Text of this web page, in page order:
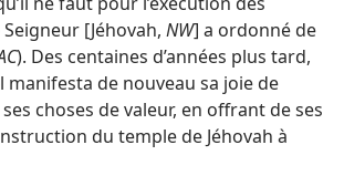
[Jéhovah, NW] a ordonné de
). Des centaines d’années plus tard,
manifesta de nouveau sa joie de
choses de valeur, en offrant de ses
du temple de Jéhovah à